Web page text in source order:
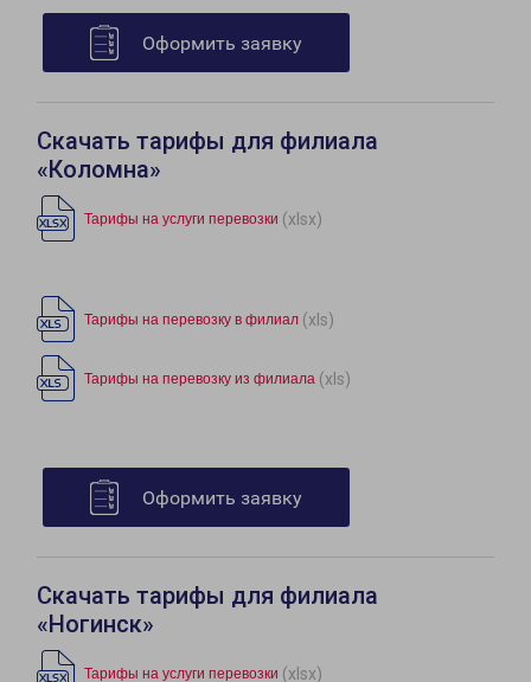
Оформить заявку
Скачать тарифы для филиала
«Коломна»
Тарифы на услуги перевозки (xlsx)
Тарифы на перевозку в филиал (xls)
Тарифы на перевозку из филиала (xls)
Оформить заявку
Скачать тарифы для филиала
«Ногинск»
Тарифы на услуги перевозки (xlsx)